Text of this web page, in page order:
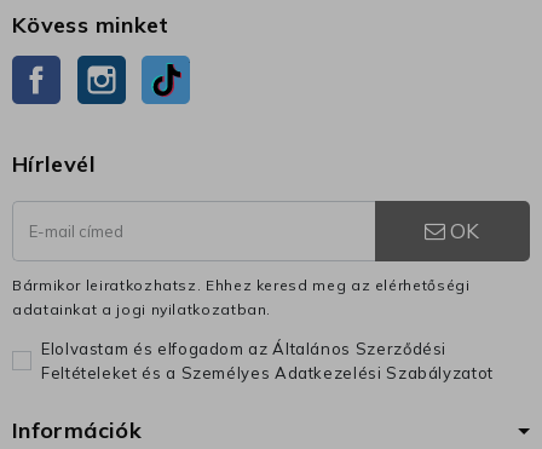
Kövess minket
Facebook Instagram
Hírlevél
OK
Bármikor leiratkozhatsz. Ehhez keresd meg az elérhetőségi
adatainkat a jogi nyilatkozatban.
Elolvastam és elfogadom az Általános Szerződési
Feltételeket és a Személyes Adatkezelési Szabályzatot
Információk